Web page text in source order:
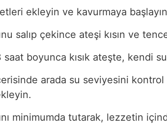
ekleyin ve kavurmaya
salıp çekince ateşi kısın ve
saat boyunca kısık ateşte, kendi
arada su seviyesini
minimumda tutarak, lezzetin